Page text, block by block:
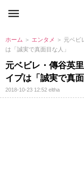
ホーム ＞ エンタメ ＞ 元ベ
は「誠実で真面目な人」
元ベビレ・傳谷英
イプは「誠実で真面
2018-10-23 12:52eltha